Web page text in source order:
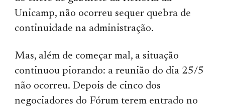
Unicamp, não ocorreu sequer quebra de
continuidade na administração.
Mas, além de começar mal, a situação
continuou pio­rando: a reunião do dia 25/5
não ocorreu. Depois de cinco dos
negociadores do Fórum terem entrado no